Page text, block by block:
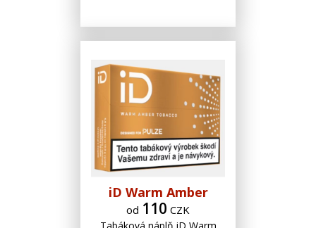
iD Warm Amber
od 110 CZK